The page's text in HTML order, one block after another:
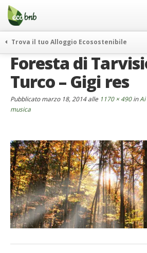
Menu
Salta
contenuto
Offerte Speciali
Regali
FAQ
Chi Siamo
Contatti
Italiano
German
English
Spanish
French
Trova il tuo Alloggio Ecosostenibile
weekend green
curiosità
vivere e viaggiare verde
rassegna stampa
Foresta di
Turco – Gigi res
Pubblicatomarzo 18, 2014alle 1170 × 490in
musica